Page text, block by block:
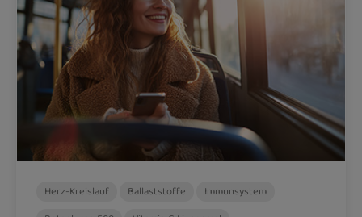
Herz-Kreislauf Ballaststoffe
Immunsystem